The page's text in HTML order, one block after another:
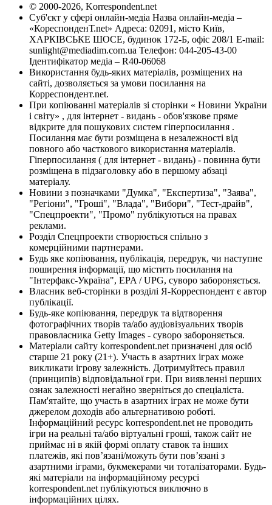
© 2000-2026, Korrespondent.net
Суб'єкт у сфері онлайн-медіа Назва онлайн-медіа –
«КореспонденТ.net» Адреса: 02091, місто Київ,
ХАРКІВСЬКЕ ШОСЕ, будинок 172-Б, офіс 208/1 E-mail:
sunlight@mediadim.com.ua Телефон: 044-205-43-00
Ідентифікатор медіа – R40-06068
Використання будь-яких матеріалів, розміщених на
сайті, дозволяється за умови посилання на
Корреспондент.net.
При копіюванні матеріалів зі сторінки « Новини України
і світу» , для інтернет - видань - обов'язкове пряме
відкрите для пошукових систем гіперпосилання .
Посилання має бути розміщена в незалежності від
повного або часткового використання матеріалів.
Гіперпосилання ( для інтернет - видань) - повинна бути
розміщена в підзаголовку або в першому абзаці
матеріалу.
Новини з позначками "Думка", "Експертиза", "Заява",
"Регіони", "Гроші", "Влада", "Вибори", "Тест-драйв",
"Спецпроекти", "Промо" публікуються на правах
реклами.
Розділ Спецпроекти створюється спільно з
комерційними партнерами.
Будь яке копіювання, публікація, передрук, чи наступне
поширення інформації, що містить посилання на
"Інтерфакс-Україна", EPA / UPG, суворо забороняється.
Власник веб-сторінки в розділі Я-Корреспондент є автор
публікації.
Будь-яке копіювання, передрук та відтворення
фотографічних творів та/або аудіовізуальних творів
правовласника Getty Images - суворо забороняється.
Матеріали сайту korrespondent.net призначені для осіб
старше 21 року (21+). Участь в азартних іграх може
викликати ігрову залежність. Дотримуйтесь правил
(принципів) відповідальної гри. При виявленні перших
ознак залежності негайно зверніться до спеціаліста.
Пам'ятайте, що участь в азартних іграх не може бути
джерелом доходів або альтернативою роботі.
Інформаційний ресурс korrespondent.net не проводить
ігри на реальні та/або віртуальні гроші, також сайт не
приймає ні в якій формі оплату ставок та інших
платежів, які пов’язані/можуть бути пов’язані з
азартними іграми, букмекерами чи тоталізаторами. Будь-
які матеріали на інформаційному ресурсі
korrespondent.net публікуються виключно в
інформаційних цілях.